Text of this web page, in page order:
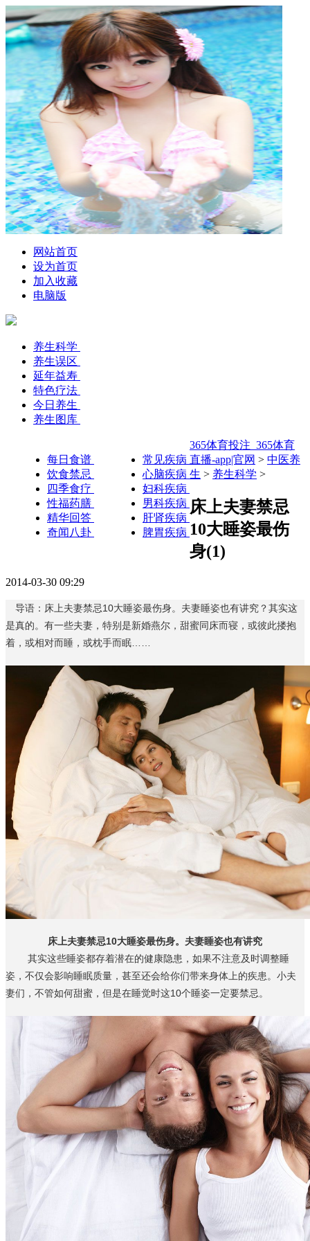
网站首页
设为首页
加入收藏
电脑版
养生科学
养生误区
延年益寿
特色疗法
今日养生
养生图库
每日食谱
饮食禁忌
四季食疗
性福药膳
精华回答
奇闻八卦
常见疾病
心脑疾病
妇科疾病
男科疾病
肝肾疾病
脾胃疾病
365体育投注_365体育
直播-app|官网 > 中医养
生 > 养生科学 >
床上夫妻禁忌
10大睡姿最伤
身(1)
2014-03-30 09:29
导语：床上夫妻禁忌10大睡姿最伤身。夫妻睡姿也有讲究？其实这
是真的。有一些夫妻，特别是新婚燕尔，甜蜜同床而寝，或彼此搂抱
着，或相对而睡，或枕手而眠……
床上夫妻禁忌10大睡姿最伤身。夫妻睡姿也有讲究
其实这些睡姿都存着潜在的健康隐患，如果不注意及时调整睡
姿，不仅会影响睡眠质量，甚至还会给你们带来身体上的疾患。小夫
妻们，不管如何甜蜜，但是在睡觉时这10个睡姿一定要禁忌。